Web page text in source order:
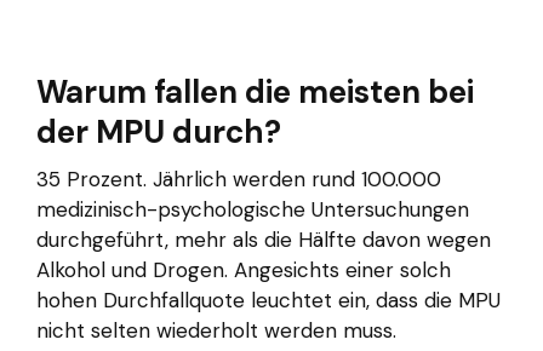
Warum fallen die meisten bei
der MPU durch?
35 Prozent. Jährlich werden rund 100.000
medizinisch-psychologische Untersuchungen
durchgeführt, mehr als die Hälfte davon wegen
Alkohol und Drogen. Angesichts einer solch
hohen Durchfallquote leuchtet ein, dass die MPU
nicht selten wiederholt werden muss.